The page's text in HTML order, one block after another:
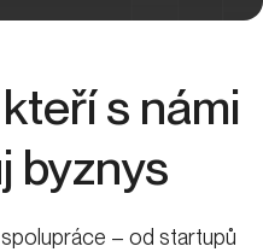
kteří s námi
byznys
– od startupů